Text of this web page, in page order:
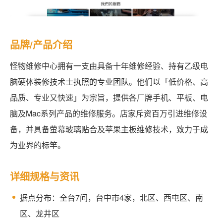
品牌/产品介绍
怪物维修中心拥有一支由具备十年维修经验、持有乙级电
脑硬体装修技术士执照的专业团队。他们以「低价格、高
品质、专业又快速」为宗旨，提供各厂牌手机、平板、电
脑及Mac系列产品的维修服务。店家斥资百万引进维修设
备，并具备萤幕玻璃贴合及苹果主板维修技术，致力于成
为业界的标竿。
详细规格与资讯
据点分布：全台7间，台中市4家，北区、西屯区、南
区、龙井区